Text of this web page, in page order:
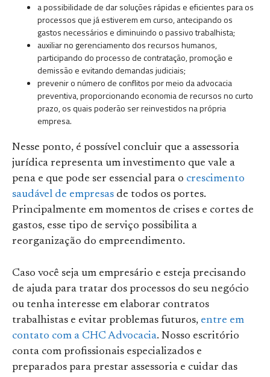
a possibilidade de dar soluções rápidas e eficientes para os
processos que já estiverem em curso, antecipando os
gastos necessários e diminuindo o passivo trabalhista;
auxiliar no gerenciamento dos recursos humanos,
participando do processo de contratação, promoção e
demissão e evitando demandas judiciais;
prevenir o número de conflitos por meio da advocacia
preventiva, proporcionando economia de recursos no curto
prazo, os quais poderão ser reinvestidos na própria
empresa.
Nesse ponto, é possível concluir que a assessoria
jurídica representa um investimento que vale a
pena e que pode ser essencial para o crescimento
saudável de empresas de todos os portes.
Principalmente em momentos de crises e cortes de
gastos, esse tipo de serviço possibilita a
reorganização do empreendimento.
Caso você seja um empresário e esteja precisando
de ajuda para tratar dos processos do seu negócio
ou tenha interesse em elaborar contratos
trabalhistas e evitar problemas futuros, entre em
contato com a CHC Advocacia. Nosso escritório
conta com profissionais especializados e
preparados para prestar assessoria e cuidar das